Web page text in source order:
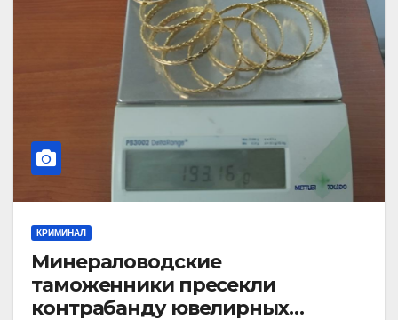
КРИМИНАЛ
Минераловодские
таможенники пресекли
контрабанду ювелирных